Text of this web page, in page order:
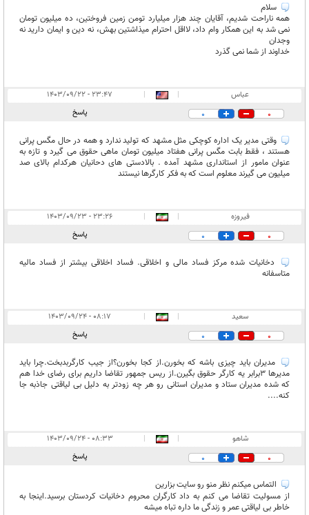
سلام
همه ناراحت شدیم، آقایان چند هزار میلیارد تومن زمین فروختین، ده میلیون تومان
نمی شد به این همکار وام داد، لااقل احترام میذاشتین بهش، نه دین و ایمان دارید نه
وجدان
خداوند از شما نمی گذرد
عباس |
|
۲۳:۴۷ - ۱۴۰۳/۰۹/۲۲
0
0 پاسخ
وقتی مدیر یک اداره کوچکی مثل مشهد که تولید ندارد و همه در حال مگس پرانی
هستند ، فقط بابت مگس پرانی هفتاد میلیون تومان ماهی حقوق می گیرد و تازه به
عنوان مامور از استانداری مشهد آمده . بالادستی های دحانیان هرکدام بالای صد
میلیون می گیرند معلوم است که به فکر کارگرها نیستند
فیروزه |
|
۲۳:۲۶ - ۱۴۰۳/۰۹/۲۳
0
0 پاسخ
دخانیات شده مرکز فساد مالی و اخلاقی. فساد اخلاقی بیشتر از فساد مالیه
متاسفانه
سعید |
|
۰۸:۱۷ - ۱۴۰۳/۰۹/۲۴
0
0 پاسخ
مدیران باید چیزی باشه که بخورن.از کجا بخورن؟از جیب کارگربدبخت.چرا باید
مدیرها 3برابر یه کارگر حقوق بگیرن.از ریس جمهور تقاضا داریم برای رضای خدا هم
که شده مدیران ستاد و مدیران استانی رو هر چه زودتر به دلیل بی لیاقتی جاذبه جا
کنه....
شاهو |
|
۰۸:۳۳ - ۱۴۰۳/۰۹/۲۴
0
0 پاسخ
التماس میکنم نظر منو رو سایت بزارین
از مسولیت تقاضا می کنم به داد کارگران محروم دخانیات کردستان برسید.اینجا به
خاطر بی لیاقتی عمر و زندگی ما داره تباه میشه